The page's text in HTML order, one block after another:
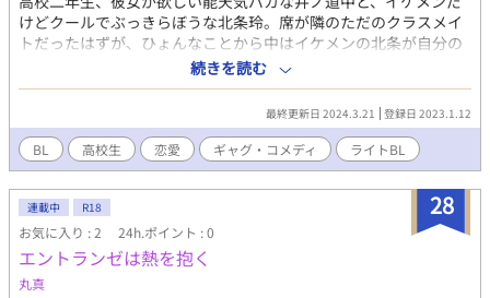
けどクールでぶっきらぼうな北条玲。席が隣のただのクラスメイ
トだったはずが、ひょんなことから中はイケメンの北条が自分の
ことを好きだと勘違いしてしまい……… ※「あいつはパートナ
ー」という作品を練り直し、また初めから描き直しました。 ※は
じめはブロマンス的な感じで、徐々にBLになっていくつもりで
す。 ※コメディ色つよいです……
続きを読む
最終更新日 2024.3.21 登録日 2023.1.12
BL 高校生 恋愛 ギャグ・コメディ ライトBL
28
連載中 R18
お気に入り : 2 24h.ポイント : 0
エントランゼは熱を抱く
丸真